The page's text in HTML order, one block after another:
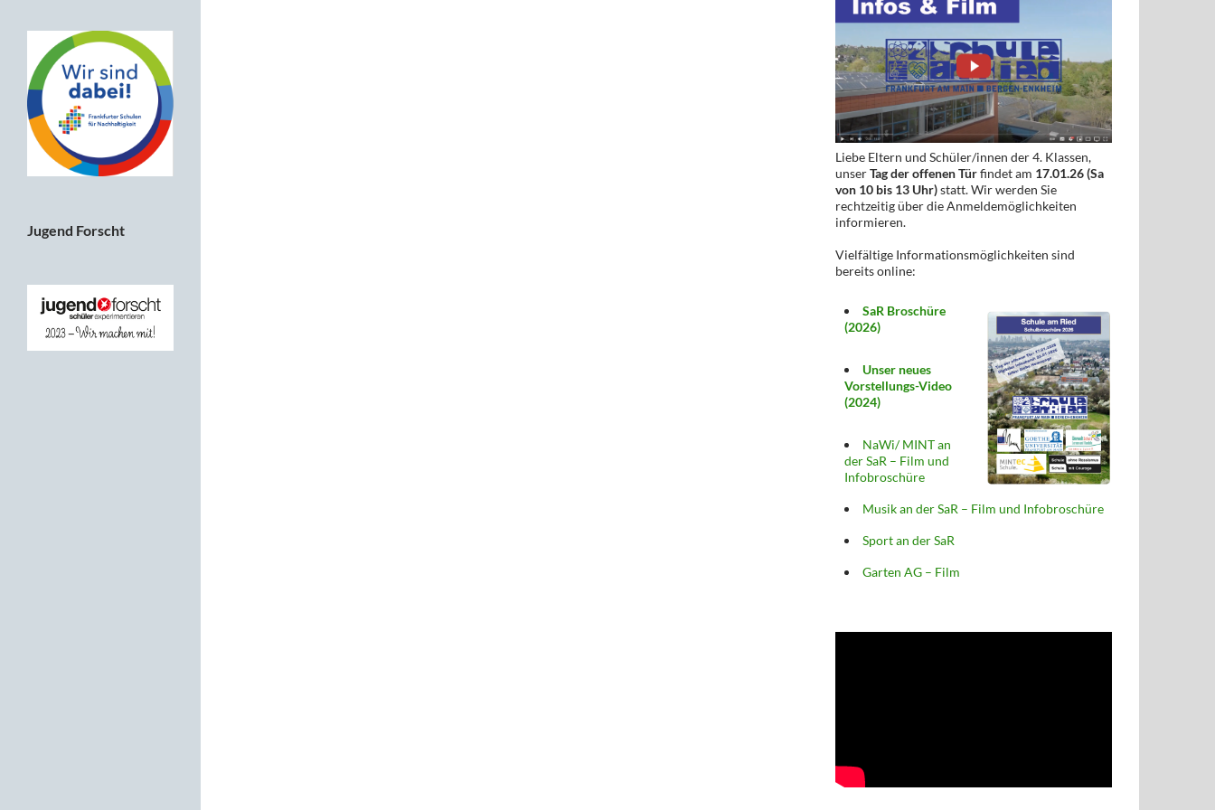
Liebe Eltern und Schüler/innen der 4. Klassen,
unserTag der offenen Türfindet am 17.01.26 (Sa
von 10 bis 13 Uhr)statt. Wir werden Sie
rechtzeitig über die Anmeldemöglichkeiten
informieren.
Vielfältige Informationsmöglichkeiten sind
bereits online:
SaR Broschüre
(2026)
Unser neues
Vorstellungs-Video
(2024)
NaWi/ MINT an
der SaR – Film und
Infobroschüre
Musik an der SaR – Film und Infobroschüre
Sport an der SaR
Garten AG – Film
Jugend Forscht